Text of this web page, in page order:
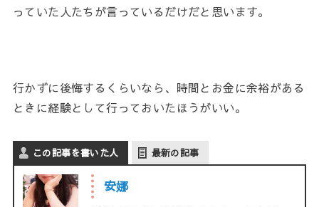
っていた人たちが言っているだけだと思います。
行かずに後悔するくらいなら、時間とお金に余裕がある
ときに経験として行っておいたほうがいい。
この記事を書いた人 最新の記事
安娜